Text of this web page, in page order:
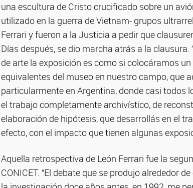
una escultura de Cristo crucificado sobre un
utilizado en la guerra de Vietnam- grupos
Ferrari y fueron a la Justicia a pedir que
Días después, se dio marcha atrás a la
de arte la exposición es como si colocáramos
equivalentes del museo en nuestro campo, que
particularmente en Argentina, donde casi
el trabajo completamente archivístico, de
elaboración de hipótesis, que desarrollás en el
efecto, con el impacto que tienen algunas
Aquella retrospectiva de León Ferrari fue la
CONICET. “El debate que se produjo alrededor